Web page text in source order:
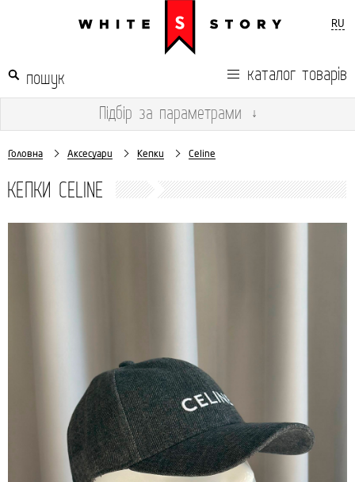
RU
каталог товарів
Підбір за параметрами ↓
Головна Аксесуари Кепки Celine
КЕПКИ CELINE